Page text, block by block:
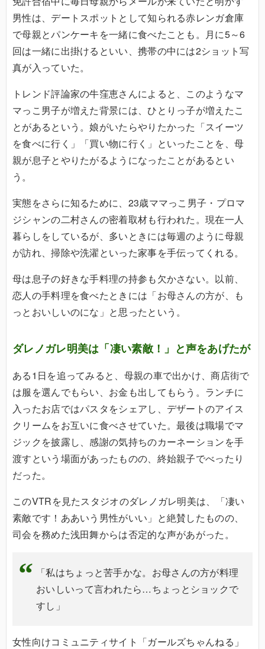
男性は、デートスポットとして知られる赤レンガ倉庫
で母親とパンケーキを一緒に食べたことも。月に5～6
回は一緒に出掛けるといい、携帯の中には2ショット写
真が入っていた。
トレンド評論家の牛窪恵さんによると、このようなマ
マっこ男子が増えた背景には、ひとりっ子が増えたこ
とがあるという。娘がいたらやりたかった「スイーツ
を食べに行く」「買い物に行く」といったことを、母
親が息子とやりたがるようになったことがあるとい
う。
実態をさらに知るために、23歳ママっこ男子・プロマ
ジシャンの二村さんの密着取材も行われた。現在一人
暮らしをしているが、多いときには毎週のように母親
が訪れ、掃除や洗濯といった家事を手伝ってくれる。
母は息子の好きな手料理の持参も欠かさない。以前、
恋人の手料理を食べたときには「お母さんの方が、も
っとおいしいのにな」と思ったという。
ダレノガレ明美は「凄い素敵！」と声をあげたが
ある1日を追ってみると、母親の車で出かけ、商店街で
は服を選んでもらい、お金も出してもらう。ランチに
入ったお店ではパスタをシェアし、デザートのアイス
クリームをお互いに食べさせていた。最後は職場でマ
ジックを披露し、感謝の気持ちのカーネーションを手
渡すという場面があったものの、終始親子でべったり
だった。
このVTRを見たスタジオのダレノガレ明美は、「凄い
素敵です！ああいう男性がいい」と絶賛したものの、
司会を務めた浅田舞からは否定的な声があがった。
「私はちょっと苦手かな。お母さんの方が料理
おいしいって言われたら…ちょっとショックで
すし」
女性向けコミュニティサイト「ガールズちゃんねる」